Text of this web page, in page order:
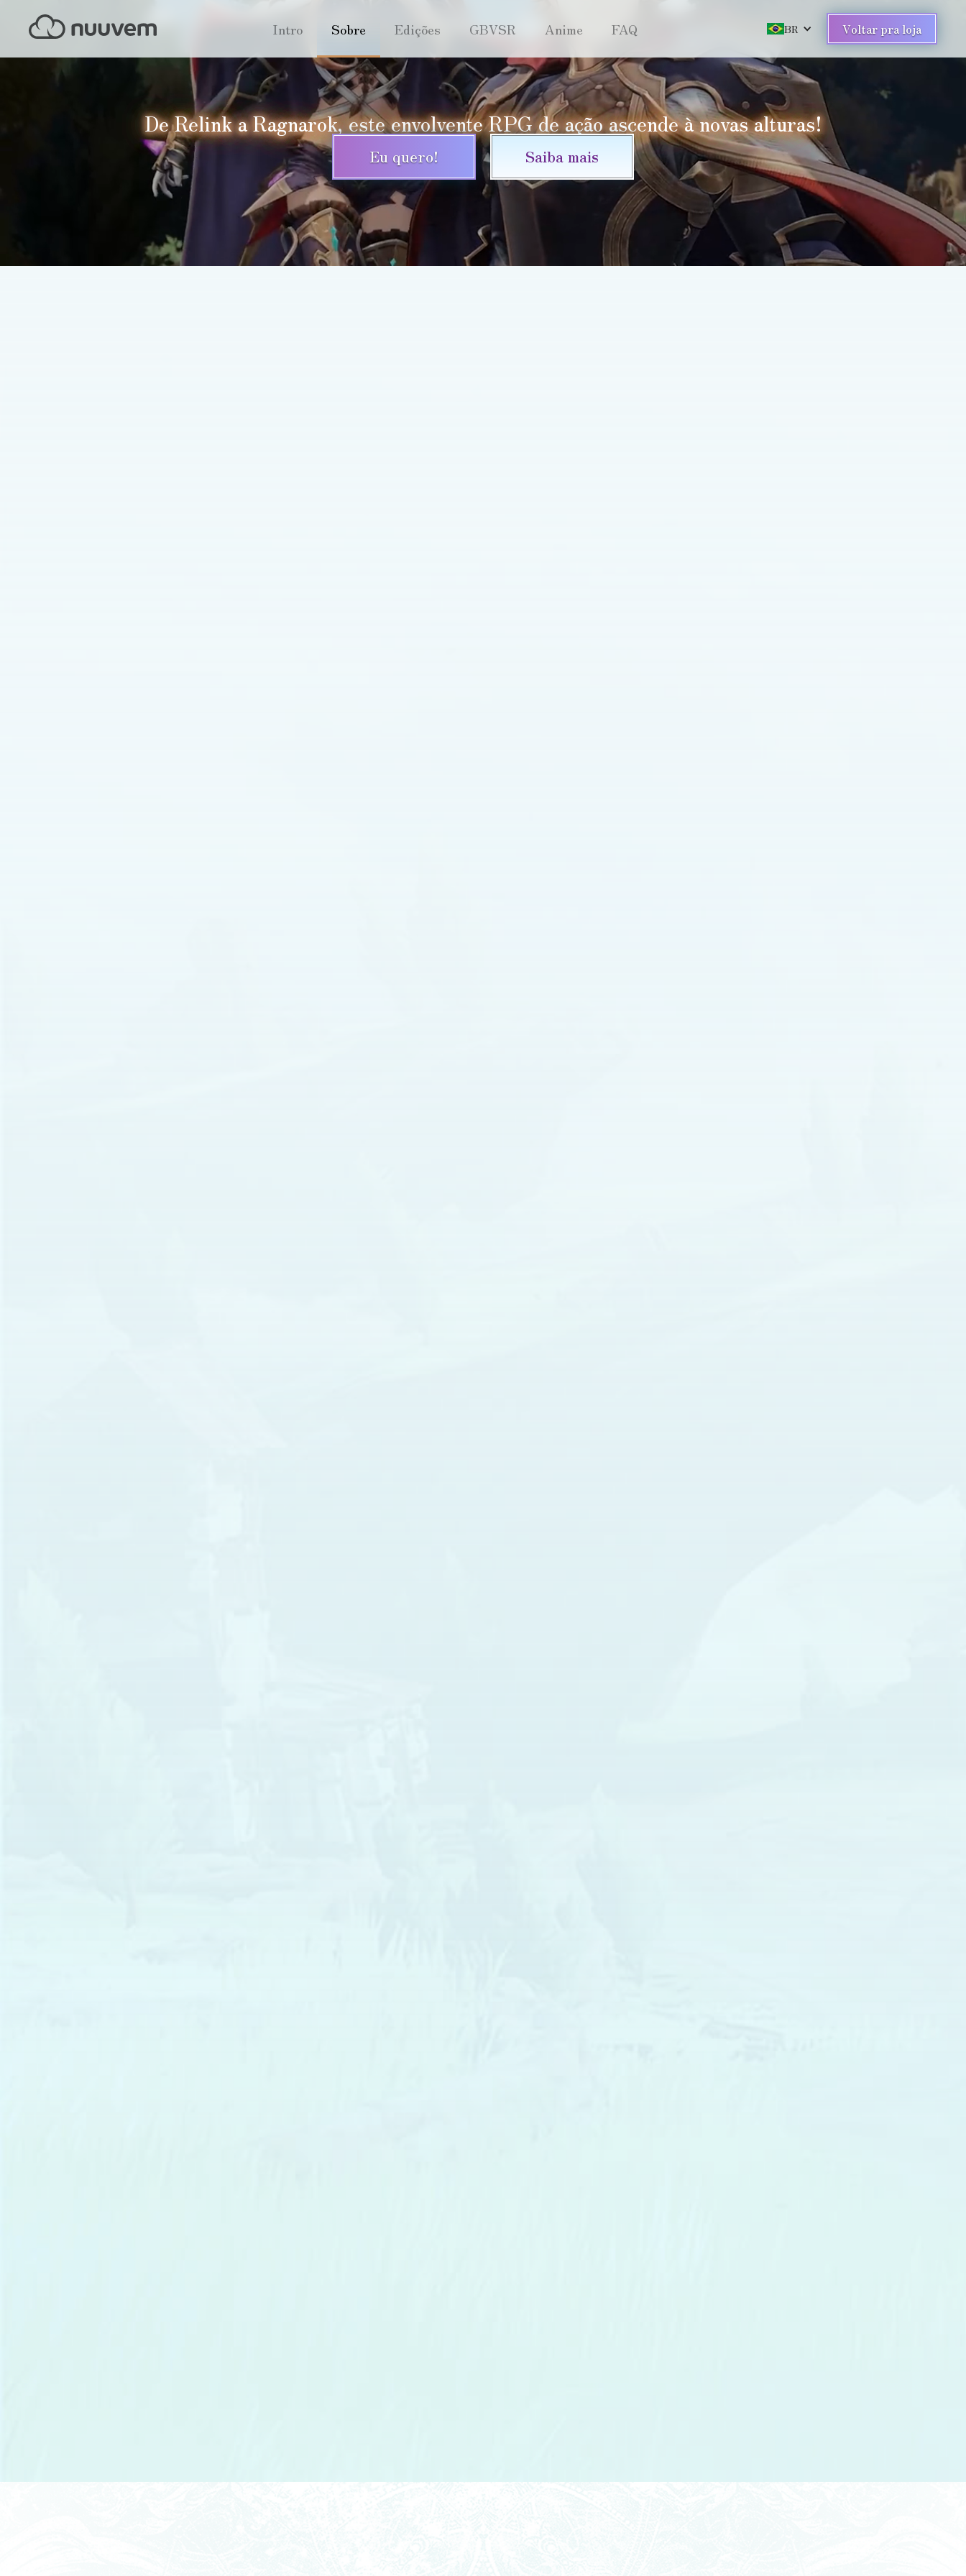
Intro Sobre Edições GBVSR Anime FAQ BR Voltar pra loja
De Relink a Ragnarok, este envolvente RPG de ação ascende à novas alturas!
Eu quero! Saiba mais